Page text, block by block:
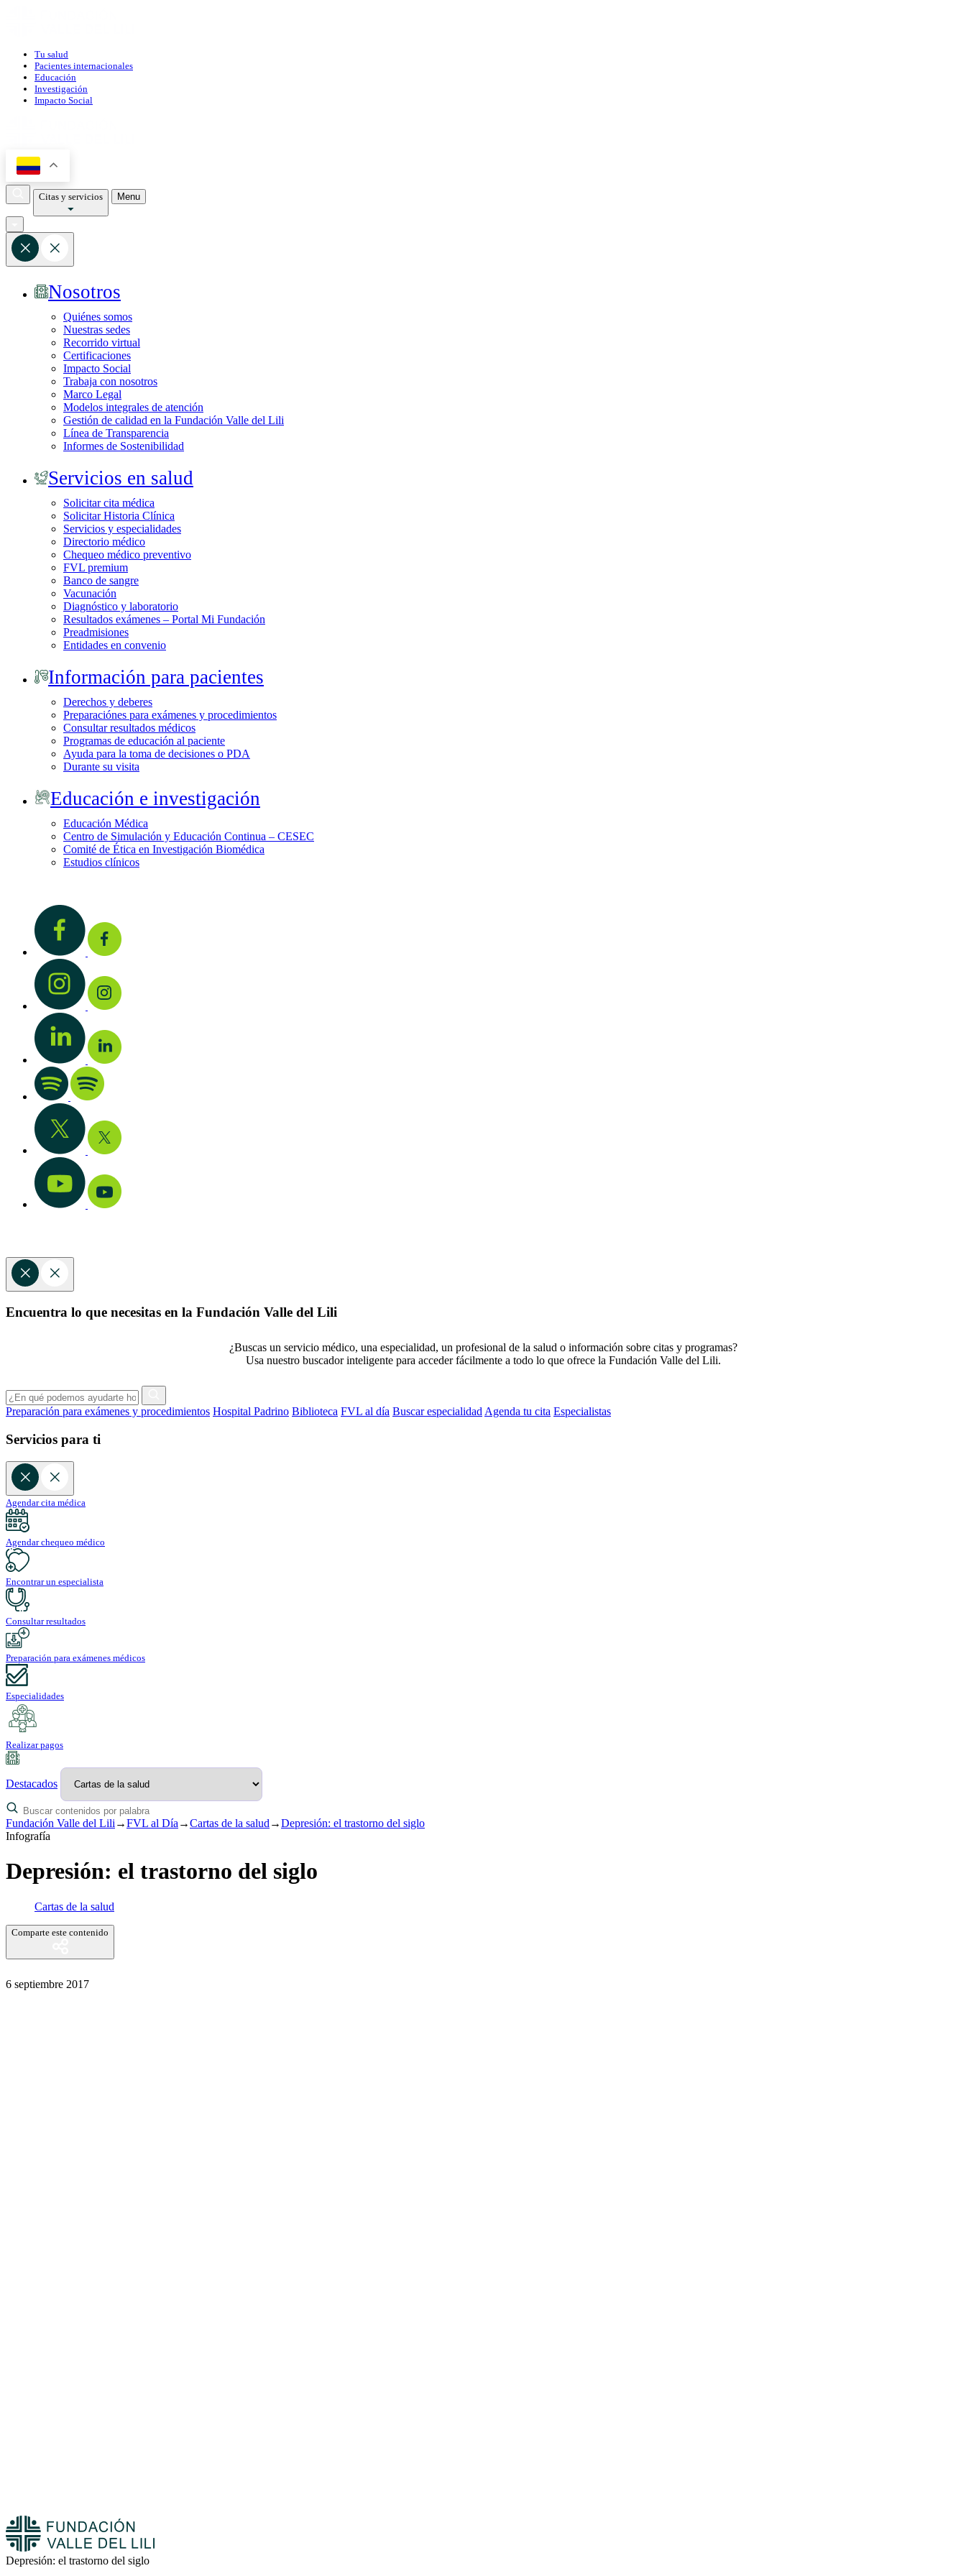
Tu salud
Pacientes internacionales
Educación
Investigación
Impacto Social
Citas y servicios Menu
Nosotros
Quiénes somos
Nuestras sedes
Recorrido virtual
Certificaciones
Impacto Social
Trabaja con nosotros
Marco Legal
Modelos integrales de atención
Gestión de calidad en la Fundación Valle del Lili
Línea de Transparencia
Informes de Sostenibilidad
Servicios en salud
Solicitar cita médica
Solicitar Historia Clínica
Servicios y especialidades
Directorio médico
Chequeo médico preventivo
FVL premium
Banco de sangre
Vacunación
Diagnóstico y laboratorio
Resultados exámenes – Portal Mi Fundación
Preadmisiones
Entidades en convenio
Información para pacientes
Derechos y deberes
Preparaciónes para exámenes y procedimientos
Consultar resultados médicos
Programas de educación al paciente
Ayuda para la toma de decisiones o PDA
Durante su visita
Educación e investigación
Educación Médica
Centro de Simulación y Educación Continua – CESEC
Comité de Ética en Investigación Biomédica
Estudios clínicos
Encuentra lo que necesitas en la Fundación Valle del Lili
¿Buscas un servicio médico, una especialidad, un profesional de la salud o información sobre citas y programas?
Usa nuestro buscador inteligente para acceder fácilmente a todo lo que ofrece la Fundación Valle del Lili.
Preparación para exámenes y procedimientos Hospital Padrino Biblioteca FVL al día Buscar especialidad Agenda tu cita Especialistas
Servicios para ti
Agendar cita médica
Agendar chequeo médico
Encontrar un especialista
Consultar resultados
Preparación para exámenes médicos
Especialidades
Realizar pagos
Destacados
Fundación Valle del Lili →FVL al Día →Cartas de la salud →Depresión: el trastorno del siglo
Infografía
Depresión: el trastorno del siglo
Cartas de la salud
Comparte este contenido
6 septiembre 2017
Depresión: el trastorno del siglo